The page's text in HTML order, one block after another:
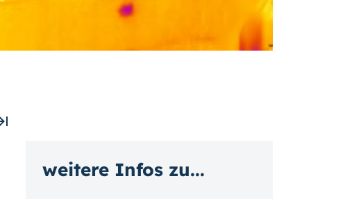
weitere Infos zu...